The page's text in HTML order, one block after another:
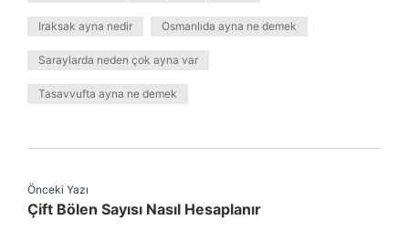
Iraksak ayna nedir Osmanlıda ayna ne demek
Saraylarda neden çok ayna var
Tasavvufta ayna ne demek
Önceki Yazı
Çift Bölen Sayısı Nasıl Hesaplanır